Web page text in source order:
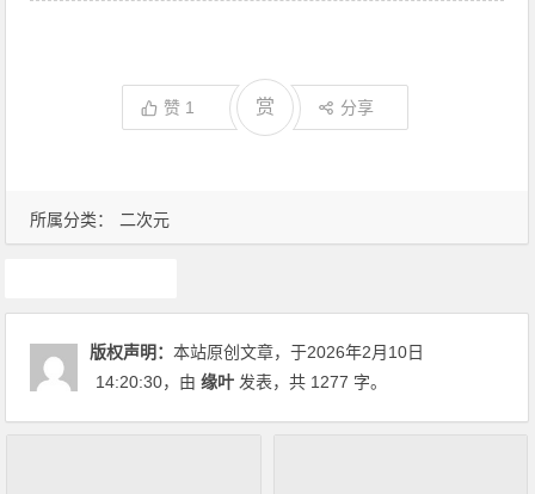
所属分类： 二次元
赞 1 赏 分享
版权声明：本站原创文章，于2026年2月10日
14:20:30，由缘叶 发表，共 1277 字。